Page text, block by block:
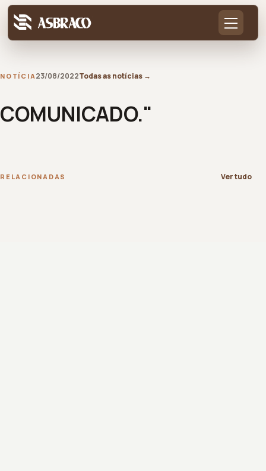
NOTÍCIA23/08/2022Todas as notícias →
COMUNICADO."
RELACIONADAS Ver tudo